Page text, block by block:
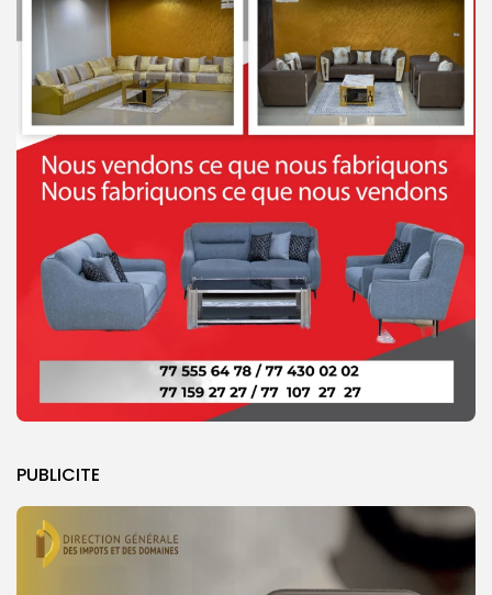
PUBLICITE